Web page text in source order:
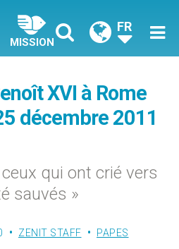
MISSION
FR
XVI à Rome
décembre 2011
qui ont crié vers
sauvés »
ZENIT STAFF PAPES